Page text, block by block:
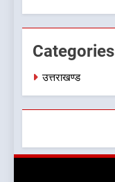
Categories
उत्तराखण्ड